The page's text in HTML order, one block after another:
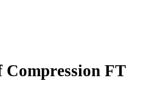
Compression FT